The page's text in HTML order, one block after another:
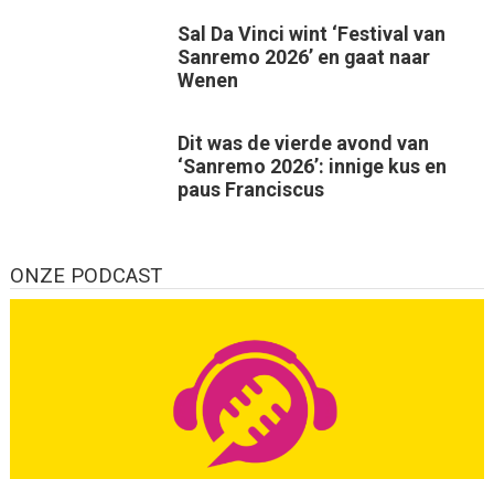
Sal Da Vinci wint ‘Festival van
Sanremo 2026’ en gaat naar
Wenen
Dit was de vierde avond van
‘Sanremo 2026’: innige kus en
paus Franciscus
ONZE PODCAST